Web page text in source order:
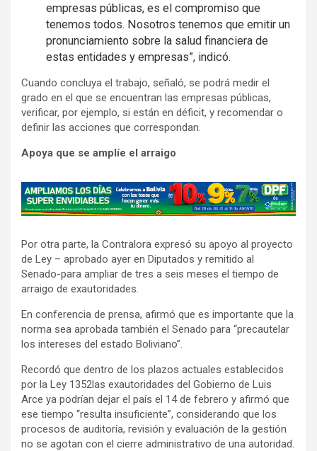
empresas públicas, es el compromiso que
tenemos todos. Nosotros tenemos que emitir un
pronunciamiento sobre la salud financiera de
estas entidades y empresas”, indicó.
Cuando concluya el trabajo, señaló, se podrá medir el
grado en el que se encuentran las empresas públicas,
verificar, por ejemplo, si están en déficit, y recomendar o
definir las acciones que correspondan.
Apoya que se amplíe el arraigo
A
d
e
r
t
s
e
e
n
t
:
Por otra parte, la Contralora expresó su apoyo al proyecto
de Ley – aprobado ayer en Diputados y remitido al
Senado-para ampliar de tres a seis meses el tiempo de
arraigo de exautoridades.
En conferencia de prensa, afirmó que es importante que la
norma sea aprobada también el Senado para “precautelar
los intereses del estado Boliviano”.
Recordó que dentro de los plazos actuales establecidos
por la Ley 1352las exautoridades del Gobierno de Luis
Arce ya podrían dejar el país el 14 de febrero y afirmó que
ese tiempo “resulta insuficiente”, considerando que los
procesos de auditoría, revisión y evaluación de la gestión
no se agotan con el cierre administrativo de una autoridad.